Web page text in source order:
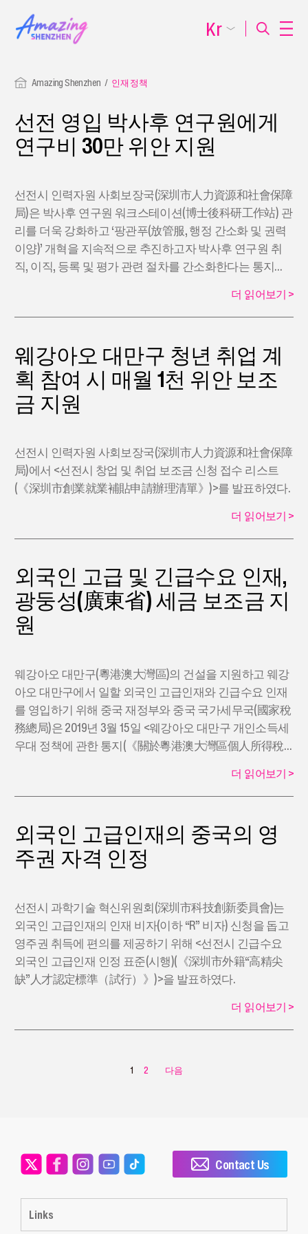
Amazing Shenzhen 인재 정책
선전 영입 박사후 연구원에게
연구비 30만 위안 지원
선전시 인력자원 사회보장국(深圳市人力資源和社會保障
局)은 박사후 연구원 워크스테이션(博士後科研工作站) 관
리를 더욱 강화하고 ‘팡관푸(放管服, 행정 간소화 및 권력
이양)’ 개혁을 지속적으로 추진하고자 박사후 연구원 취
직, 이직, 등록 및 평가 관련 절차를 간소화한다는 통지를
더 읽어보기 >
웨강아오 대만구 청년 취업 계
획 참여 시 매월 1천 위안 보조
금 지원
선전시 인력자원 사회보장국(深圳市人力資源和社會保障
局)에서 <선전시 창업 및 취업 보조금 신청 접수 리스트
(《深圳市創業就業補貼申請辦理清單》)>를 발표하였다.
더 읽어보기 >
외국인 고급 및 긴급수요 인재,
광둥성(廣東省) 세금 보조금 지
원
웨강아오 대만구(粵港澳大灣區)의 건설을 지원하고 웨강
아오 대만구에서 일할 외국인 고급인재와 긴급수요 인재
를 영입하기 위해 중국 재정부와 중국 국가세무국(國家稅
務總局)은 2019년 3월 15일 <웨강아오 대만구 개인소득세
우대 정책에 관한 통지(《關於粵港澳大灣區個人所得稅
더 읽어보기 >
외국인 고급인재의 중국의 영
주권 자격 인정
선전시 과학기술 혁신위원회(深圳市科技創新委員會)는
외국인 고급인재의 인재 비자(이하 “R” 비자) 신청을 돕고
영주권 취득에 편의를 제공하기 위해 <선전시 긴급수요
외국인 고급인재 인정 표준(시행)(《深圳市外籍“高精尖
缺”人才認定標準（試行）》)>을 발표하였다.
더 읽어보기 >
1 2 다음
Kr
Links
Contact Us